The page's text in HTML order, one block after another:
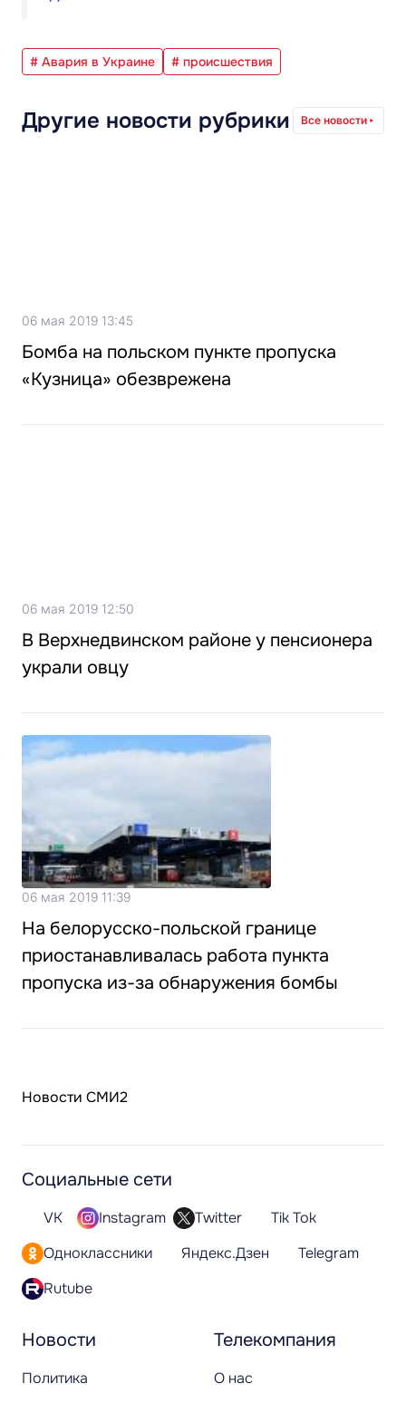
# Авария в Украине # происшествия
Другие новости рубрики Все новости
06 мая 2019 13:45
Бомба на польском пункте пропуска
«Кузница» обезврежена
06 мая 2019 12:50
В Верхнедвинском районе у пенсионера
украли овцу
06 мая 2019 11:39
На белорусско-польской границе
приостанавливалась работа пункта
пропуска из-за обнаружения бомбы
Новости СМИ2
Новости
Политика
Телекомпания
О нас
Социальные сети
VK Instagram Twitter
Tik Tok
Одноклассники
Яндекс.Дзен
Telegram
Rutube